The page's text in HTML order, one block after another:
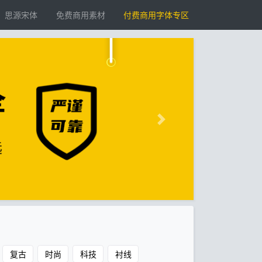
思源宋体 免费商用素材 付费商用字体专区
复古 时尚 科技 衬线